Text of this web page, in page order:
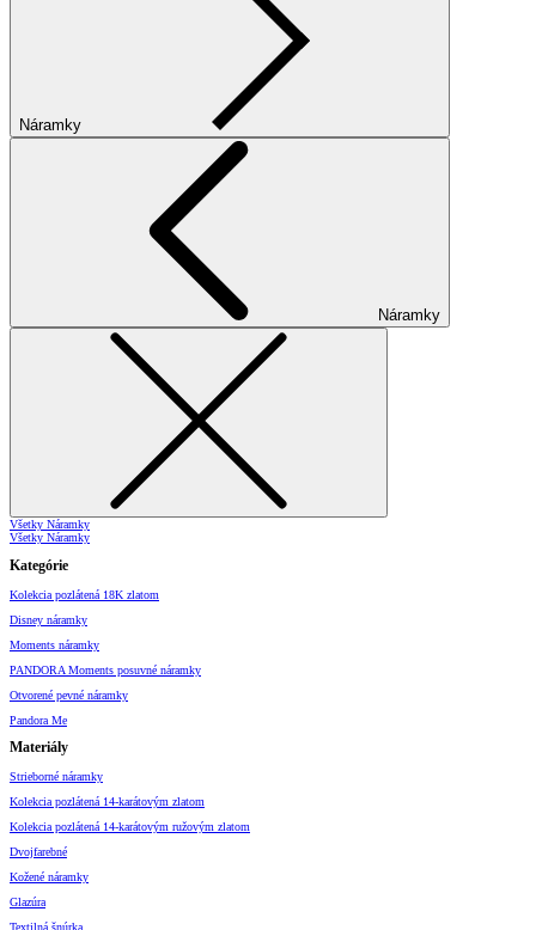
Náramky
Náramky
Všetky Náramky
Všetky Náramky
Kategórie
Kolekcia pozlátená 18K zlatom
Disney náramky
Moments náramky
PANDORA Moments posuvné náramky
Otvorené pevné náramky
Pandora Me
Materiály
Strieborné náramky
Kolekcia pozlátená 14-karátovým zlatom
Kolekcia pozlátená 14-karátovým ružovým zlatom
Dvojfarebné
Kožené náramky
Glazúra
Textilná šnúrka